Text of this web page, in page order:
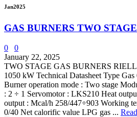
Jan2025
GAS BURNERS TWO
0
0
January 22, 2025
TWO STAGE GAS BURNERS
1050 kW Technical Datasheet Type
Burner operation mode : Two stage
: 2 ÷ 1 Servomotor : LKS210 Heat
output : Mcal/h 258/447÷903 Working
0/40 Net calorific value LPG gas ...